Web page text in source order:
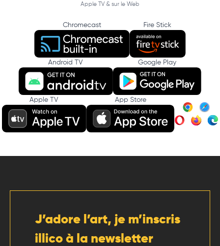
Apple TV & sur le Web
Chromecast Fire Stick
Android TV Google Play
Apple TV App Store
J’adore l’art, je m’inscris
illico à la newsletter